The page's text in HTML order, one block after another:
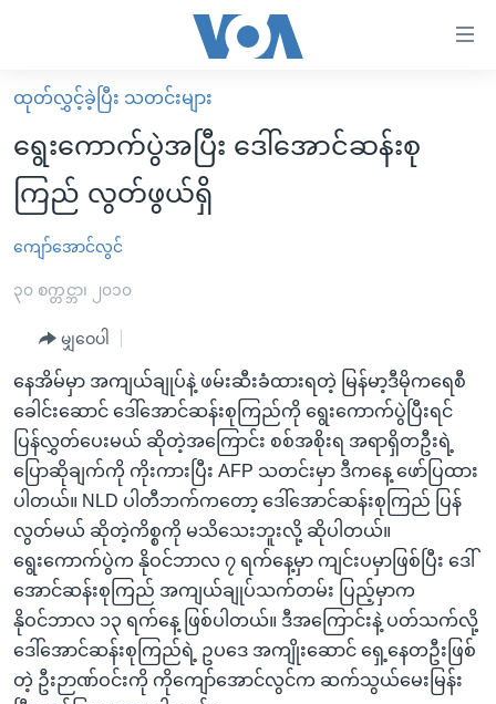
လွယ်ကူ
စေ
သည့်
Link
များ
ပင်မ
ကျော်
ကြည့်
ရန်
ပင်မ
အ
ညွန်း
စာမျက်နှာ
သို့
ကျော်
ကြည့်
ရန်
မူလစာမျက်နှာ
မြန်မာ
ကမ္ဘာ့သတင်းများ
နိုင်ငံတကာ
အစ္စရေး-ပါလက်စတိုင်း
ဗွီဒီယို
အင်္ဂလိပ်စာလေ့လာမယ်
အမေရိကန်သုံးအီဒီယံ
မကြေးမုံရဲ့ အင်္ဂလိပ်စာ
ရုပ်ရှင်ထဲက အင်္ဂလိပ်စာ
သုတပဒေသာ အင်္ဂလိပ်စာ
အပတ်စဉ်ကဏ္ဍများ
ရေဒီယို
တီဗွီ
ရေဒီယိုနှင့်ရုပ်သံ အချက်အလက်များ
ရေဒီယို/တီဗွီအစီအစဉ်
Learning English
ဗွီအိုအေ လူမှုကွန်ယက်များ
ဘာသာစကားများ
ထုတ်လွှင့်ခဲ့ပြီး သတင်းများ
ရွေးကောက်ပွဲအပြီး ဒေါ်အောင်ဆန်းစု
ကြည် လွတ်ဖွယ်ရှိ
ကျော်အောင်လွင်
၃၀ စက္တင္ဘာ၊ ၂၀၁၀
မျှဝေပါ
နေအိမ်မှာ အကျယ်ချုပ်နဲ့ ဖမ်းဆီးခံထားရတဲ့ မြန်မာ့ဒီမိုကရေစီ
ခေါင်းဆောင် ဒေါ်အောင်ဆန်းစုကြည်ကို ရွေးကောက်ပွဲပြီးရင်
ပြန်လွှတ်ပေးမယ် ဆိုတဲ့အကြောင်း စစ်အစိုးရ အရာရှိတဦးရဲ့
ပြောဆိုချက်ကို ကိုးကားပြီး AFP သတင်းမှာ ဒီကနေ့ ဖော်ပြထား
ပါတယ်။ NLD ပါတီဘက်ကတော့ ဒေါ်အောင်ဆန်းစုကြည် ပြန်
လွတ်မယ် ဆိုတဲ့ကိစ္စကို မသိသေးဘူးလို့ ဆိုပါတယ်။
ရွေးကောက်ပွဲက နိုဝင်ဘာလ ၇ ရက်နေ့မှာ ကျင်းပမှာဖြစ်ပြီး ဒေါ်
အောင်ဆန်းစုကြည် အကျယ်ချုပ်သက်တမ်း ပြည့်မှာက
နိုဝင်ဘာလ ၁၃ ရက်နေ့ ဖြစ်ပါတယ်။ ဒီအကြောင်းနဲ့ ပတ်သက်လို့
ဒေါ်အောင်ဆန်းစုကြည်ရဲ့ ဥပဒေ အကျိုးဆောင် ရှေ့နေတဦးဖြစ်
တဲ့ ဦးဉာဏ်ဝင်းကို ကိုကျော်အောင်လွင်က ဆက်သွယ်မေးမြန်း